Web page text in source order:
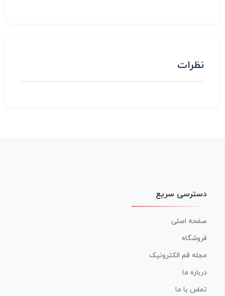
نظرات
دسترسی سریع
صفحه اصلی
فروشگاه
مجله قم الکترونیک
درباره ما
تماس با ما